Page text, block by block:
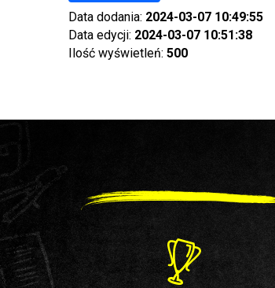
Data dodania: 2024-03-07 10:49:55
Data edycji: 2024-03-07 10:51:38
Ilość wyświetleń: 500